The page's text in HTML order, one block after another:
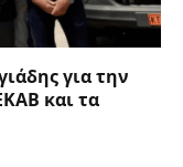
για την
και τα